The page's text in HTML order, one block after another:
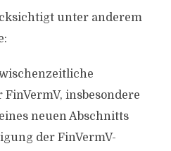
unter anderem
insbesondere
neuen Abschnitts
der FinVermV-